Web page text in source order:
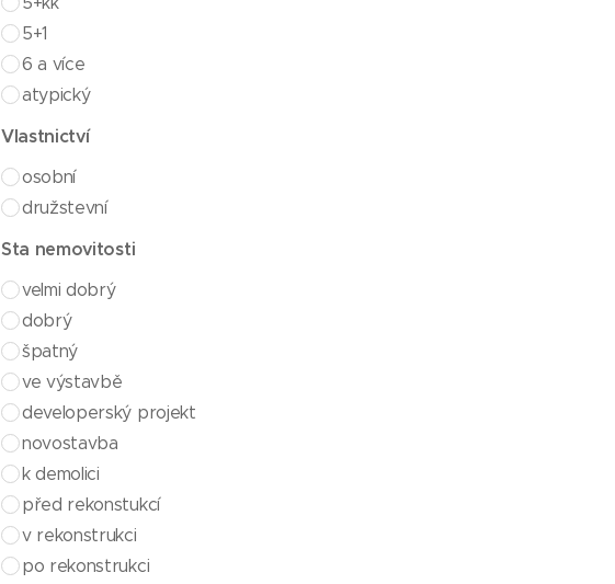
5+1
6 a více
atypický
Vlastnictví
osobní
družstevní
Sta nemovitosti
velmi dobrý
dobrý
špatný
ve výstavbě
developerský projekt
novostavba
k demolici
před rekonstukcí
v rekonstrukci
po rekonstrukci